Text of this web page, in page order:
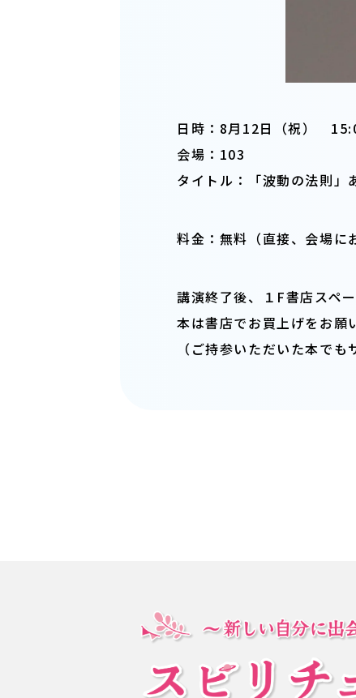
日時：8月12日（祝）
会場：103
タイトル：「波動の法則」
料金：無料（直接、会場に
講演終了後、１F書店スペ
本は書店でお買上げをお願
（ご持参いただいた本でも